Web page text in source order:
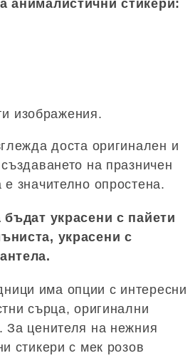
анималистични стикери:
изображения.
доста оригинален и
на празничен
значително опростена.
бъдат украсени с пайети
украсени с
има опции с интересни
сърца, оригинални
ценителя на нежния
стикери с мек розов